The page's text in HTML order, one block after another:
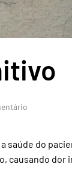
e
tratamento
definitivo
do
causando dor